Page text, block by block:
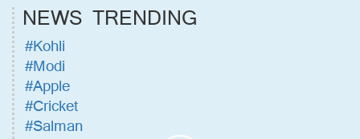
NEWS TRENDING
#Kohli
#Modi
#Apple
#Cricket
#Salman